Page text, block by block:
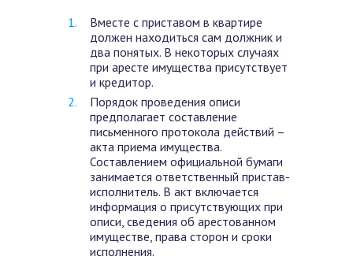
Вместе с приставом в квартире
должен находиться сам должник и
два понятых. В некоторых случаях
при аресте имущества присутствует
и кредитор.
Порядок проведения описи
предполагает составление
письменного протокола действий –
акта приема имущества.
Составлением официальной бумаги
занимается ответственный пристав-
исполнитель. В акт включается
информация о присутствующих при
описи, сведения об арестованном
имуществе, права сторон и сроки
исполнения.